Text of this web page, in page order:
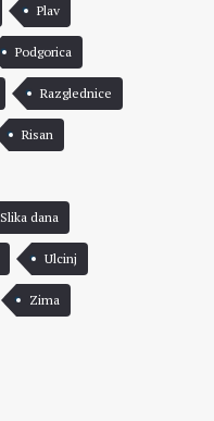
Plav
Podgorica
Razglednice
Risan
Slika dana
Ulcinj
Zima